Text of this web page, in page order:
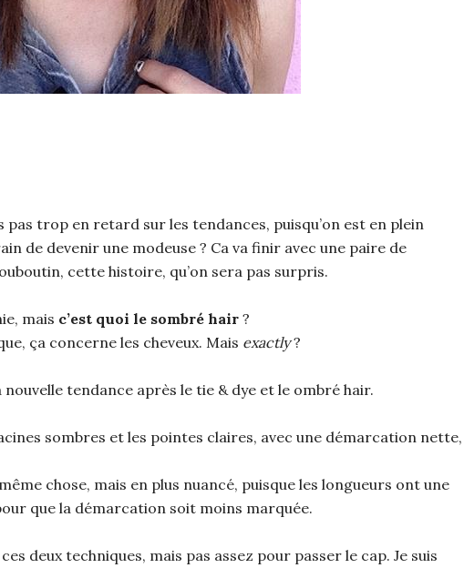
pas trop en retard sur les tendances, puisqu’on est en plein
de devenir une modeuse ? Ca va finir avec une paire de
cette histoire, qu’on sera pas surpris.
mais c’est quoi le sombré hair ?
ça concerne les cheveux. Mais exactly?
nouvelle tendance après le tie & dye et le ombré hair.
sombres et les pointes claires, avec une démarcation nette,
chose, mais en plus nuancé, puisque les longueurs ont une
que la démarcation soit moins marquée.
deux techniques, mais pas assez pour passer le cap. Je suis